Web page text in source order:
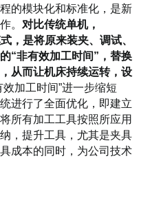
的模块化和标准化，是新
。 对比传统单机，
，是将原来装夹、调试、
“非有效加工时间”，替换
从而让机床持续运转，设
效加工时间”进一步缩短
进行了全面优化，即建立
所有加工工具按照所应用
，提升工具，尤其是夹具
成本的同时，为公司技术